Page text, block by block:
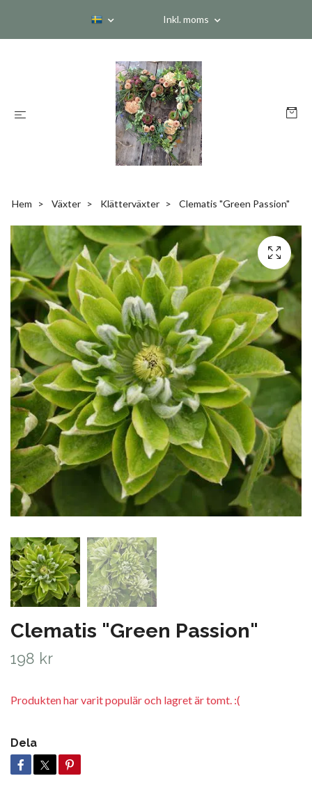
Inkl. moms
Hem Växter Klätterväxter Clematis "Green Passion"
Clematis "Green Passion"
198 kr
Produkten har varit populär och lagret är tomt. :(
Dela